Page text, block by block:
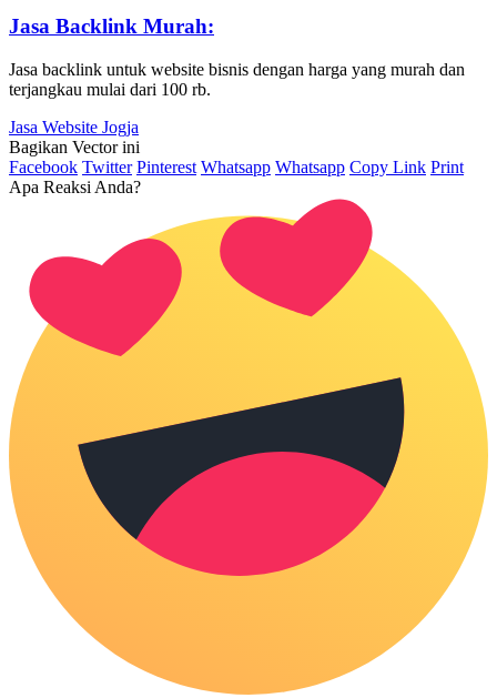
Jasa Backlink Murah:
Jasa backlink untuk website bisnis dengan harga yang murah dan
terjangkau mulai dari 100 rb.
Jasa Website Jogja
Bagikan Vector ini
Facebook Twitter Pinterest Whatsapp Whatsapp Copy Link Print
Apa Reaksi Anda?